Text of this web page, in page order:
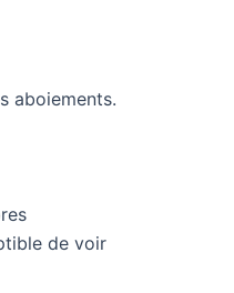
aboiements.
de voir